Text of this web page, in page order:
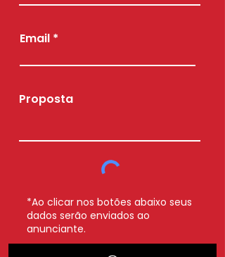
Email
Proposta
*Ao clicar nos botões abaixo seus
dados serão enviados ao
anunciante.
Whatsapp